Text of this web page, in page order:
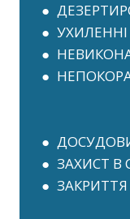
●
● УХИЛЕННІ
●
●
●
● ЗАХИСТ В
●